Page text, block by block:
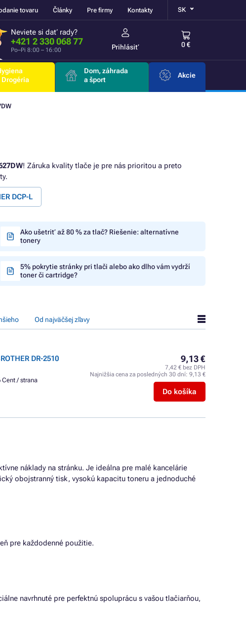
tovaru Články Pre firmy Kontakty SK
Neviete si dať rady?
+421 2 330 068 77
Po–Pi 8:00 – 16:00 Prihlásiť 0 €
Drogéria
Dom, záhrada
a šport
Akcie
! Záruka kvality tlače je pre nás prioritou a preto
DCP-L
Ako ušetriť až 80 % za tlač? Riešenie: alternatívne
tonery
5% pokrytie stránky pri tlači alebo ako dlho vám vydrží
toner či cartridge?
Od najväčšej zľavy
DR-2510
Cent / strana
9,13 €
7,42 € bez DPH
Najnižšia cena za posledných 30 dní: 9,13 €
Do košíka
náklady na stránku. Je ideálna pre malé kancelárie
obojstranný tisk, vysokú kapacitu toneru a jednoduché
pre každodenné použitie.
navrhnuté pre perfektnú spoluprácu s vašou tlačiarňou,